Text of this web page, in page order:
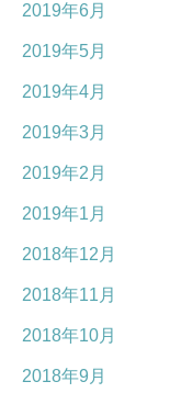
2019年6月
2019年5月
2019年4月
2019年3月
2019年2月
2019年1月
2018年12月
2018年11月
2018年10月
2018年9月